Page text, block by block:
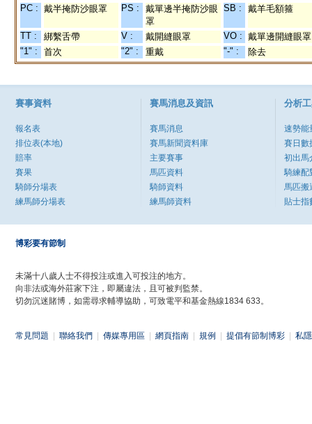
PC : 戴半掩防沙眼罩 PS :
戴單邊半掩防沙眼
罩
SB : 戴羊毛額箍
TT : 綁繫舌帶 V : 戴開縫眼罩 VO : 戴單邊開縫眼罩
"1" :
首次 "2" : 重戴 "-" : 除去
賽事資料
報名表
排位表(本地)
賠率
賽果
騎師分場表
練馬師分場表
賽馬消息及資訊
賽馬消息
賽馬新聞資料庫
主要賽事
馬匹資料
騎師資料
練馬師資料
分析
速勢能
賽日數
初出馬
騎練配
馬匹搬
貼士指
博彩要有節制
未滿十八歲人士不得投注或進入可投注的地方。
向非法或海外莊家下注，即屬違法，且可被判監禁。
切勿沉迷賭博，如需尋求輔導協助，可致電平和基金熱線1834 633。
常見問題 聯絡我們 傳媒專用區 網頁指南 規例 提倡有節制博彩 私